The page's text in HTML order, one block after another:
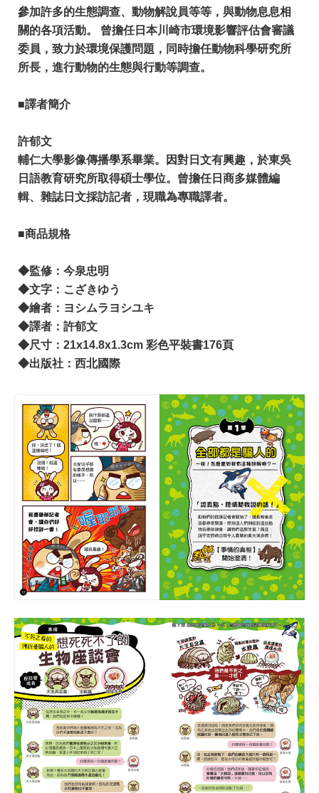
參加許多的生態調查、動物解說員等等，與動物息息相
關的各項活動。 曾擔任日本川崎市環境影響評估會審議
委員，致力於環境保護問題，同時擔任動物科學研究所
所長，進行動物的生態與行動等調查。
■譯者簡介
許郁文
輔仁大學影像傳播學系畢業。因對日文有興趣，於東吳
日語教育研究所取得碩士學位。曾擔任日商多媒體編
輯、雜誌日文採訪記者，現職為專職譯者。
■商品規格
​◆監修：今泉忠明
◆文字：こざきゆう
◆繪者：ヨシムラヨシユキ
◆譯者：許郁文
◆尺寸：21x14.8x1.3cm 彩色平裝書176頁
◆出版社：西北國際